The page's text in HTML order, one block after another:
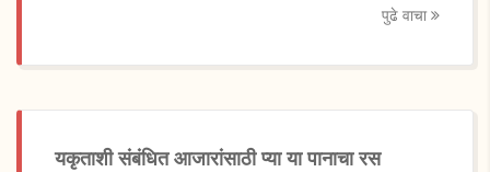
पुढे वाचा
यकृताशी संबंधित आजारांसाठी प्या या पानाचा रस